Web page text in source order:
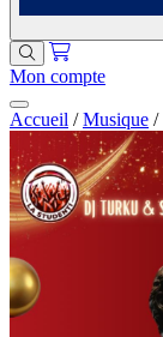
Mon compte
Accueil / Musique /